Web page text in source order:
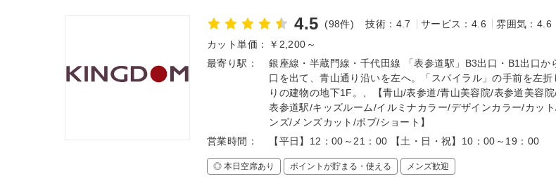
4.5 (98件) 技術：4.7 サービス：4.6
雰囲気：4.6
カット単価：
￥2,200～
最寄り駅：
銀座線・半蔵門線・千代田線 「表参道駅」B3出口・B1出
口を出て、青山通り沿いを左へ。「スパイラル」の手前を左
りの建物の地下1F。、【青山/表参道/青山美容院/表参道美容
表参道駅/キッズルーム/イルミナカラー/デザインカラー/カッ
ンズ/メンズカット/ボブ/ショート】
営業時間：
【平日】12：00～21：00 【土・日・祝】10：00～19：00
◎ 本日空席あり ポイントが貯まる・使える メンズ歓迎